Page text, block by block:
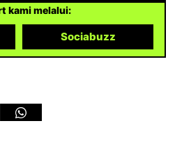
kami melalui:
Sociabuzz